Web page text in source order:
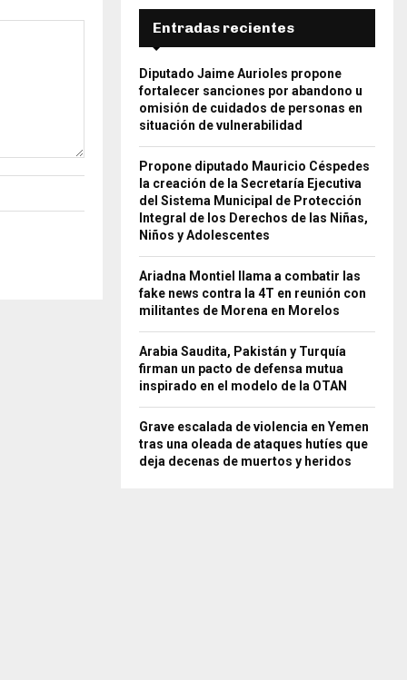
Entradas recientes
Diputado Jaime Aurioles propone
fortalecer sanciones por abandono u
omisión de cuidados de personas en
situación de vulnerabilidad
Propone diputado Mauricio Céspedes
la creación de la Secretaría Ejecutiva
del Sistema Municipal de Protección
Integral de los Derechos de las Niñas,
Niños y Adolescentes
Ariadna Montiel llama a combatir las
fake news contra la 4T en reunión con
militantes de Morena en Morelos
Arabia Saudita, Pakistán y Turquía
firman un pacto de defensa mutua
inspirado en el modelo de la OTAN
Grave escalada de violencia en Yemen
tras una oleada de ataques hutíes que
deja decenas de muertos y heridos